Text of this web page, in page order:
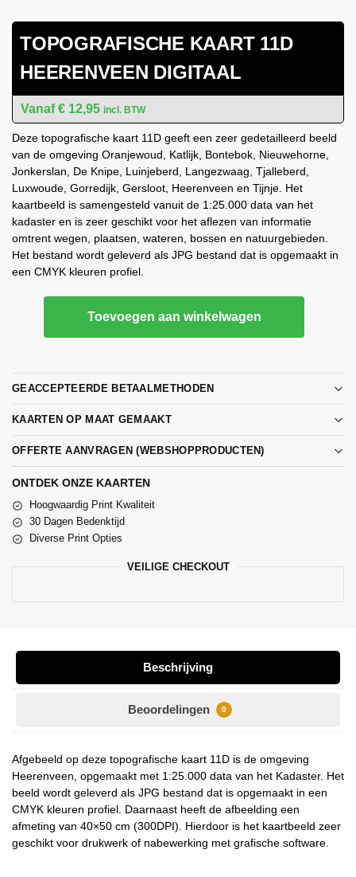
TOPOGRAFISCHE KAART 11D
HEERENVEEN DIGITAAL
€ 12,95 incl. BTW
Deze topografische kaart 11D geeft een zeer gedetailleerd beeld
van de omgeving Oranjewoud, Katlijk, Bontebok, Nieuwehorne,
Jonkerslan, De Knipe, Luinjeberd, Langezwaag, Tjalleberd,
Luxwoude, Gorredijk, Gersloot, Heerenveen en Tijnje. Het
kaartbeeld is samengesteld vanuit de 1:25.000 data van het
kadaster en is zeer geschikt voor het aflezen van informatie
omtrent wegen, plaatsen, wateren, bossen en natuurgebieden.
Het bestand wordt geleverd als JPG bestand dat is opgemaakt in
een CMYK kleuren profiel.
Toevoegen aan winkelwagen
GEACCEPTEERDE BETAALMETHODEN
KAARTEN OP MAAT GEMAAKT
OFFERTE AANVRAGEN (WEBSHOPPRODUCTEN)
ONTDEK ONZE KAARTEN
Hoogwaardig Print Kwaliteit
30 Dagen Bedenktijd
Diverse Print Opties
VEILIGE CHECKOUT
Beschrijving
Beoordelingen 0
Afgebeeld op deze topografische kaart 11D is de omgeving
Heerenveen, opgemaakt met 1:25.000 data van het Kadaster. Het
beeld wordt geleverd als JPG bestand dat is opgemaakt in een
CMYK kleuren profiel. Daarnaast heeft de afbeelding een
afmeting van 40×50 cm (300DPI). Hierdoor is het kaartbeeld zeer
geschikt voor drukwerk of nabewerking met grafische software.